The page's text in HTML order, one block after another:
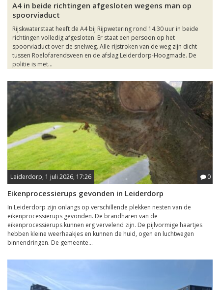
A4 in beide richtingen afgesloten wegens man op
spoorviaduct
Rijskwaterstaat heeft de A4 bij Rijpwetering rond 14.30 uur in beide
richtingen volledig afgesloten. Er staat een persoon op het
spoorviaduct over de snelweg. Alle rijstroken van de weg zijn dicht
tussen Roelofarendsveen en de afslag Leiderdorp-Hoogmade. De
politie is met...
Leiderdorp, 1 juli 2026, 17:26 0
Eikenprocessierups gevonden in Leiderdorp
In Leiderdorp zijn onlangs op verschillende plekken nesten van de
eikenprocessierups gevonden. De brandharen van de
eikenprocessierups kunnen erg vervelend zijn. De pijlvormige haartjes
hebben kleine weerhaakjes en kunnen de huid, ogen en luchtwegen
binnendringen. De gemeente...